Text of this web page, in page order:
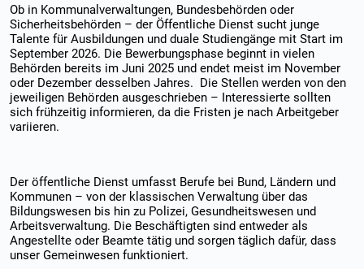
Ob in Kommunalverwaltungen, Bundesbehörden oder
Sicherheitsbehörden – der Öffentliche Dienst sucht junge
Talente für Ausbildungen und duale Studiengänge mit Start im
September 2026. Die Bewerbungsphase beginnt in vielen
Behörden bereits im Juni 2025 und endet meist im November
oder Dezember desselben Jahres. Die Stellen werden von den
jeweiligen Behörden ausgeschrieben – Interessierte sollten
sich frühzeitig informieren, da die Fristen je nach Arbeitgeber
variieren.
Der öffentliche Dienst umfasst Berufe bei Bund, Ländern und
Kommunen – von der klassischen Verwaltung über das
Bildungswesen bis hin zu Polizei, Gesundheitswesen und
Arbeitsverwaltung. Die Beschäftigten sind entweder als
Angestellte oder Beamte tätig und sorgen täglich dafür, dass
unser Gemeinwesen funktioniert.